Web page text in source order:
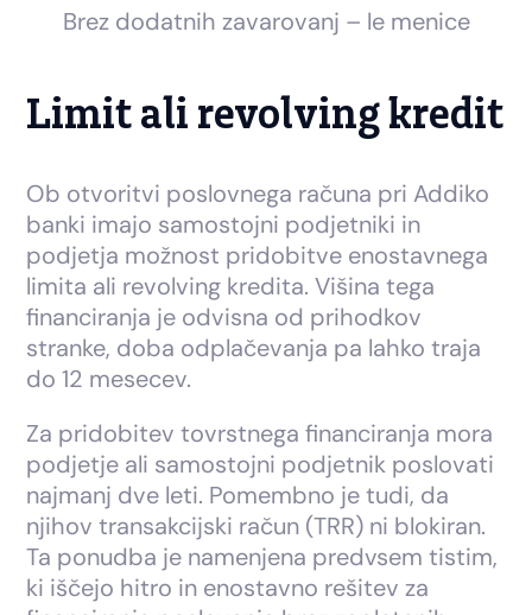
Brez dodatnih zavarovanj – le menice
Limit ali revolving kredit
Ob otvoritvi poslovnega računa pri Addiko
banki imajo samostojni podjetniki in
podjetja možnost pridobitve enostavnega
limita ali revolving kredita. Višina tega
financiranja je odvisna od prihodkov
stranke, doba odplačevanja pa lahko traja
do 12 mesecev.
Za pridobitev tovrstnega financiranja mora
podjetje ali samostojni podjetnik poslovati
najmanj dve leti. Pomembno je tudi, da
njihov transakcijski račun (TRR) ni blokiran.
Ta ponudba je namenjena predvsem tistim,
ki iščejo hitro in enostavno rešitev za